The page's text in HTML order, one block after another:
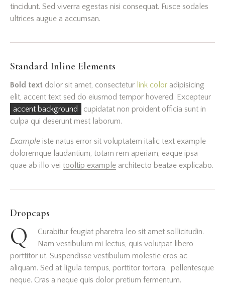
tincidunt. Sed viverra egestas nisi consequat. Fusce sodales
ultrices augue a accumsan.
Standard Inline Elements
Bold text dolor sit amet, consectetur link color adipisicing
elit, accent text sed do eiusmod tempor hovered. Excepteur
accent background
cupidatat non proident officia sunt in
culpa qui deserunt mest laborum.
Example iste natus error sit voluptatem italic text example
doloremque laudantium, totam rem aperiam, eaque ipsa
quae ab illo vei tooltip example architecto beatae explicabo.
Dropcaps
Q
Curabitur feugiat pharetra leo sit amet sollicitudin.
Nam vestibulum mi lectus, quis volutpat libero
porttitor ut. Suspendisse vestibulum molestie eros ac
aliquam. Sed at ligula tempus, porttitor tortora, pellentesque
neque. Cras a neque quis dolor pretium fermentum.